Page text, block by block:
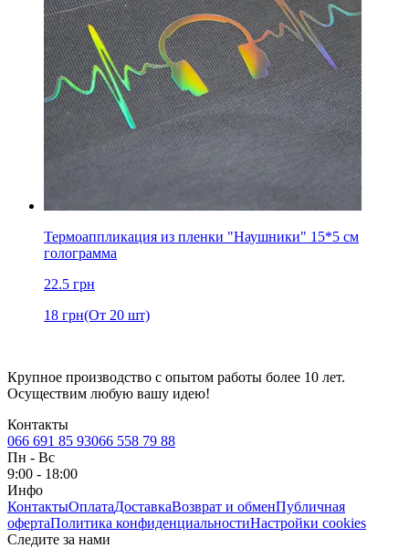
Термоаппликация из пленки "Наушники" 15*5 см
голограмма
22.5 грн
18 грн(От 20 шт)
Крупное производство с опытом работы более 10 лет.
Осуществим любую вашу идею!
Контакты
066 691 85 93066 558 79 88
Пн - Вс
9:00 - 18:00
Инфо
КонтактыОплатаДоставкаВозврат и обменПубличная
офертаПолитика конфиденциальностиНастройки cookies
Следите за нами